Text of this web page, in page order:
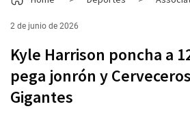
2 de junio de 2026
Kyle Harrison poncha a
pega jonrón y
Gigantes